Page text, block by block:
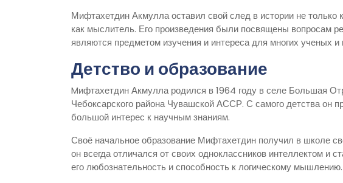
Мифтахетдин Акмулла оставил свой след в истории не только
как мыслитель. Его произведения были посвящены вопросам
являются предметом изучения и интереса для многих ученых и
Детство и образование
Mифтахетдин Акмулла родился в 1964 году в селе Большая
Чебоксарского района Чувашской АССР. С самого детства он
большой интерес к научным знаниям.
Своё начальное образование Мифтахетдин получил в школе
он всегда отличался от своих одноклассников интеллектом и
его любознательность и способность к логическому мышлению.